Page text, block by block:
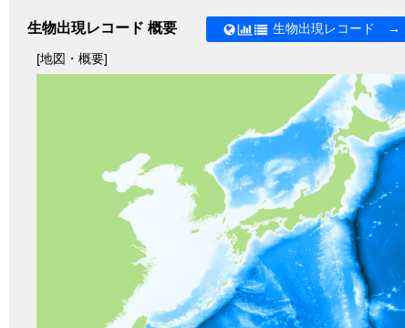
生物出現レコード 概要 生物出現レコード →
[地図・概要]